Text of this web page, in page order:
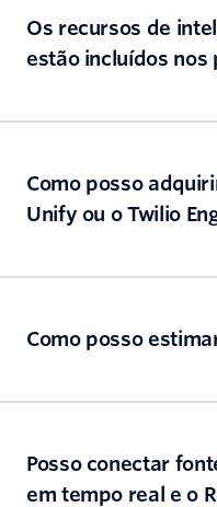
Os recursos de
estão incluídos nos
Como posso
Unify ou o Twilio
Como posso
Posso conectar
em tempo real e o